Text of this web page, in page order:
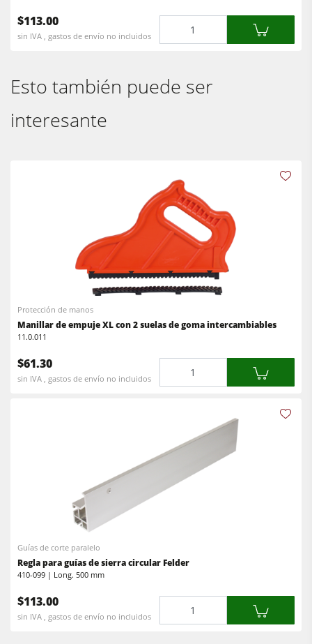
$113.00
sin IVA , gastos de envío no incluidos
Esto también puede ser
interesante
Protección de manos
Manillar de empuje XL con 2 suelas de goma intercambiables
11.0.011
$61.30
sin IVA , gastos de envío no incluidos
Guías de corte paralelo
Regla para guías de sierra circular Felder
410-099 | Long. 500 mm
$113.00
sin IVA , gastos de envío no incluidos